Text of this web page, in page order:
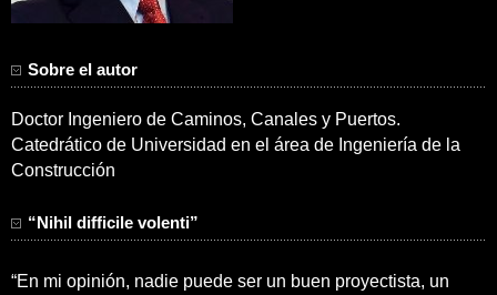
Sobre el autor
Doctor Ingeniero de Caminos, Canales y Puertos.
Catedrático de Universidad en el área de Ingeniería de la
Construcción
“Nihil difficile volenti”
“En mi opinión, nadie puede ser un buen proyectista, un